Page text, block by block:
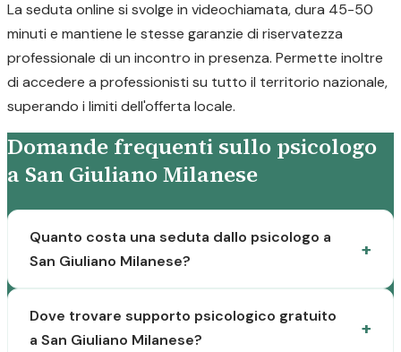
La seduta online si svolge in videochiamata, dura 45-50
minuti e mantiene le stesse garanzie di riservatezza
professionale di un incontro in presenza. Permette inoltre
di accedere a professionisti su tutto il territorio nazionale,
superando i limiti dell'offerta locale.
Domande frequenti sullo psicologo
a San Giuliano Milanese
Quanto costa una seduta dallo psicologo a
San Giuliano Milanese?
Dove trovare supporto psicologico gratuito
a San Giuliano Milanese?